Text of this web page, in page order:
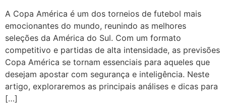
A Copa América é um dos torneios de futebol mais
emocionantes do mundo, reunindo as melhores
seleções da América do Sul. Com um formato
competitivo e partidas de alta intensidade, as previsões
Copa América se tornam essenciais para aqueles que
desejam apostar com segurança e inteligência. Neste
artigo, exploraremos as principais análises e dicas para
[…]